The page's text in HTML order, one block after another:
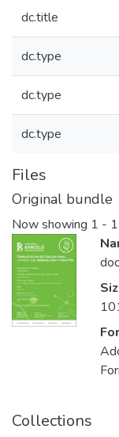
dc.title
dc.type
dc.type
dc.type
Files
Original bundle
Now showing 1 -
Collections